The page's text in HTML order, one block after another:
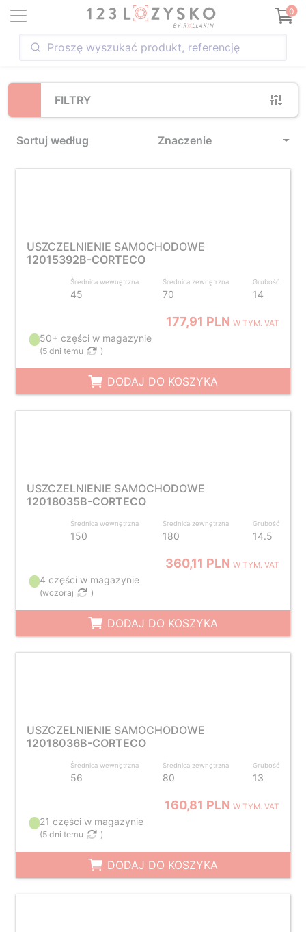
0
FILTRY
Sortuj według Znaczenie
Loading...
USZCZELNIENIE SAMOCHODOWE
12015392B-CORTECO
Średnica wewnętrzna
45
Średnica zewnętrzna
70
Grubość
14
177,91 PLNW TYM. VAT
50+ części w magazynie
(5 dni temu )
DODAJ DO KOSZYKA
USZCZELNIENIE SAMOCHODOWE
12018035B-CORTECO
Średnica wewnętrzna
150
Średnica zewnętrzna
180
Grubość
14.5
360,11 PLNW TYM. VAT
4 części w magazynie
(wczoraj )
DODAJ DO KOSZYKA
USZCZELNIENIE SAMOCHODOWE
12018036B-CORTECO
Średnica wewnętrzna
56
Średnica zewnętrzna
80
Grubość
13
160,81 PLNW TYM. VAT
21 części w magazynie
(5 dni temu )
DODAJ DO KOSZYKA